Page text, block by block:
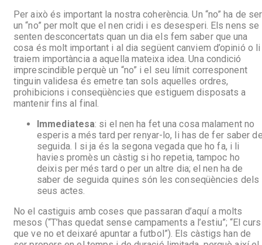
Per això és important la nostra coherència. Un “no” ha de ser
un “no” per molt que el nen cridi i es desesperi. Els nens se
senten desconcertats quan un dia els fem saber que una
cosa és molt important i al dia següent canviem d’opinió o li
traiem importància a aquella mateixa idea. Una condició
imprescindible perquè un “no” i el seu límit corresponent
tinguin validesa és emetre tan sols aquelles ordres,
prohibicions i conseqüències que estiguem disposats a
mantenir fins al final.
Immediatesa: si el nen ha fet una cosa malament no
esperis a més tard per renyar-lo, li has de fer saber
seguida. I si ja és la segona vegada que ho fa, i li
havies promès un càstig si ho repetia, tampoc ho
deixis per més tard o per un altre dia; el nen ha de
saber de seguida quines són les conseqüències dels
seus actes.
No el castiguis amb coses que passaran d’aquí a molts
mesos (“T’has quedat sense campaments a l’estiu”; “El curs
que ve no et deixaré apuntar a futbol”). Els càstigs han de